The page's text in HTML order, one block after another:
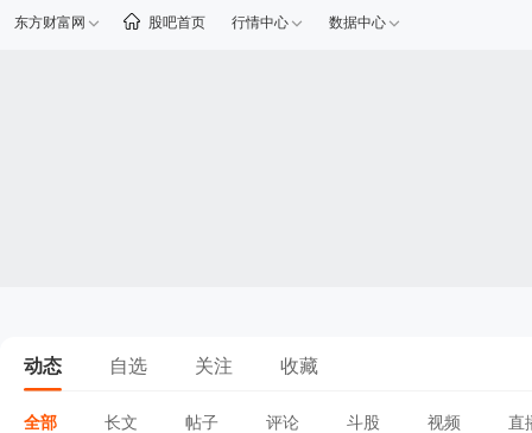
东方财富网 股吧首页 行情中心 数据中心
动态 自选 关注 收藏
全部 长文 帖子 评论 斗股 视频 直